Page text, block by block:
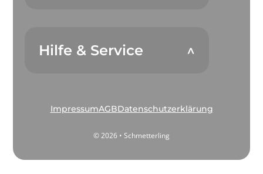
Hilfe & Service
ImpressumAGBDatenschutzerklärung
© 2026 • Schmetterling